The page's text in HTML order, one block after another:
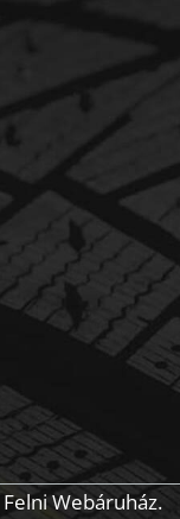
Webáruház.